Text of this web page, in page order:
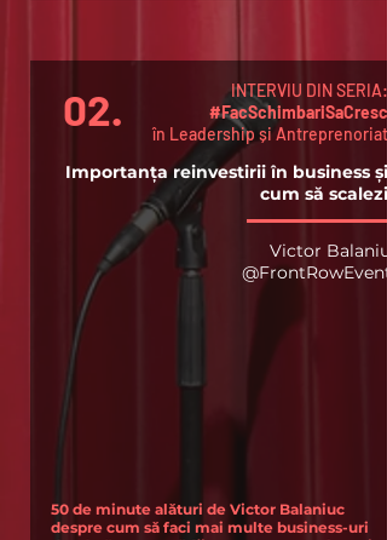
INTERVIU DIN SERIA:
#FacSchimbariSaCresc
în Leadership și Antreprenoriat
02.
Importanța reinvestirii în business și
cum să scalezi
Victor
50 de minute alături de Victor Balaniuc
despre cum să faci mai multe business-uri